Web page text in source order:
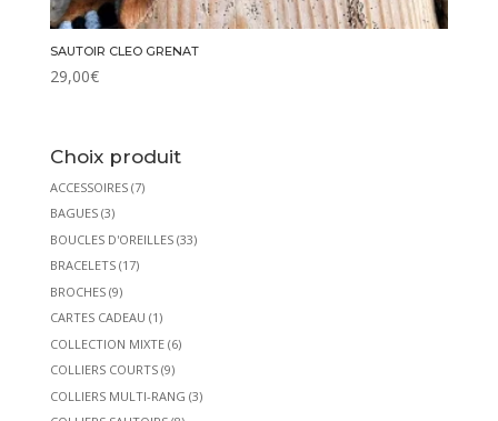
SAUTOIR CLEO GRENAT
29,00€
Choix produit
ACCESSOIRES (7)
BAGUES (3)
BOUCLES D'OREILLES (33)
BRACELETS (17)
BROCHES (9)
CARTES CADEAU (1)
COLLECTION MIXTE (6)
COLLIERS COURTS (9)
COLLIERS MULTI-RANG (3)